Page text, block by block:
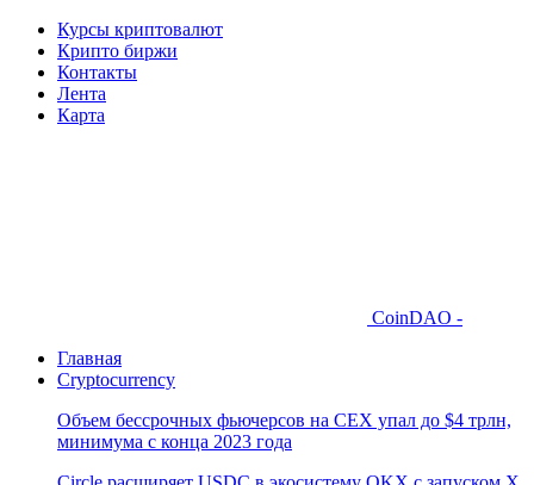
Курсы криптовалют
Крипто биржи
Контакты
Лента
Карта
CoinDAO -
Главная
Cryptocurrency
Объем бессрочных фьючерсов на CEX упал до $4 трлн,
минимума с конца 2023 года